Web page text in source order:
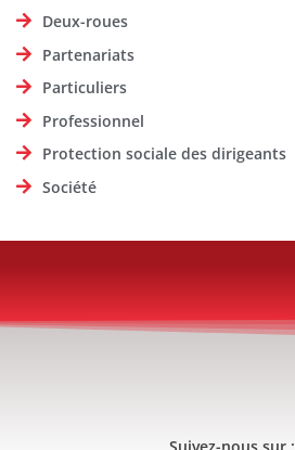
Deux-roues
Partenariats
Particuliers
Professionnel
Protection sociale des dirigeants
Société
Suivez-nous sur :